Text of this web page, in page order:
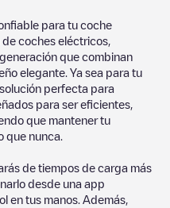
para tu coche
coches eléctricos,
que combinan
elegante. Ya sea para tu
perfecta para
para ser eficientes,
que mantener tu
que nunca.
de tiempos de carga más
desde una app
en tus manos. Además,